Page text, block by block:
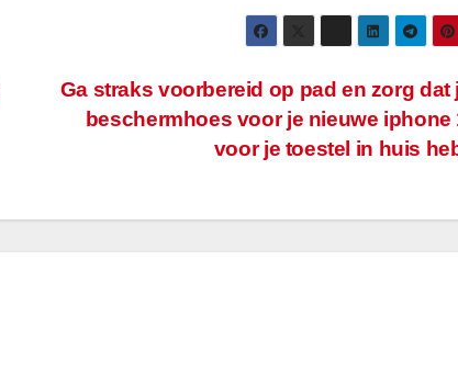
Ga straks voorbereid op pad en zorg dat
beschermhoes voor je nieuwe iphone
voor je toestel in huis